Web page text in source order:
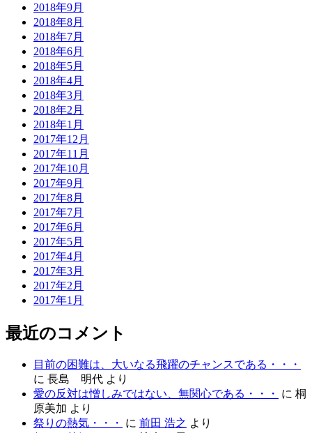
2018年9月
2018年8月
2018年7月
2018年6月
2018年5月
2018年4月
2018年3月
2018年2月
2018年1月
2017年12月
2017年11月
2017年10月
2017年9月
2017年8月
2017年7月
2017年6月
2017年5月
2017年4月
2017年3月
2017年2月
2017年1月
最近のコメント
目前の困難は、大いなる飛躍のチャンスである・・・
に 長島 明代 より
愛の反対は憎しみではない、無関心である・・・
に 桐
原美加 より
祭りの熱気・・・
に 前田 浩之 より